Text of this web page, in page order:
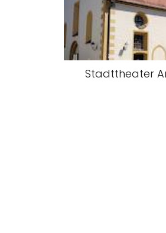
Stadttheater